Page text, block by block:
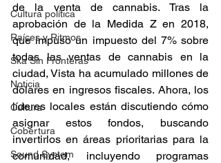
Cultura política
Raíces y Ritmos
Ska Sin Fronteras
Noticia
Cultura
Cobertura
Sound System
de la venta de cannabis. Tras la
aprobación de la Medida Z en 2018,
que impuso un impuesto del 7% sobre
todas las ventas de cannabis en la
ciudad, Vista ha acumulado millones de
dólares en ingresos fiscales. Ahora, los
líderes locales están discutiendo cómo
asignar estos fondos, buscando
invertirlos en áreas prioritarias para la
comunidad, incluyendo programas